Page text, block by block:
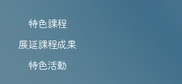
特色課程
展延課程成果
特色活動